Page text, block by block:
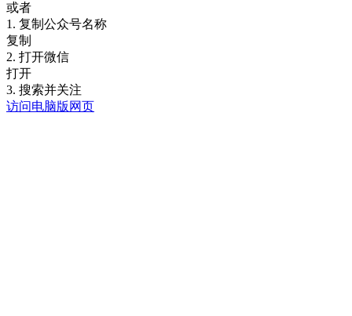
或者
1. 复制公众号名称
复制
2. 打开微信
打开
3. 搜索并关注
访问电脑版网页